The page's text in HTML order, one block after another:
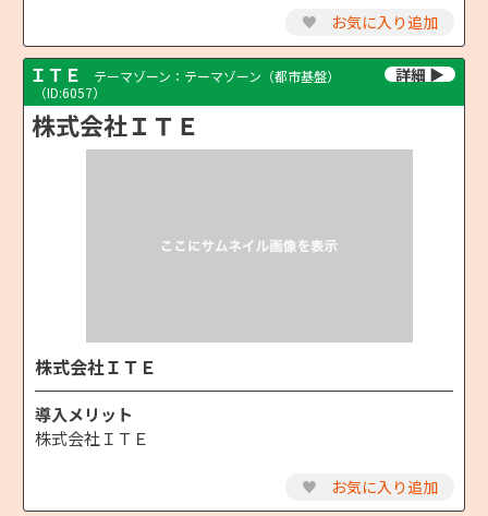
♥ お気に入り追加
ＩＴＥ
テーマゾーン：テーマゾーン（都市基盤）
（ID:6057）
株式会社ＩＴＥ
株式会社ＩＴＥ
導入メリット
株式会社ＩＴＥ
♥ お気に入り追加